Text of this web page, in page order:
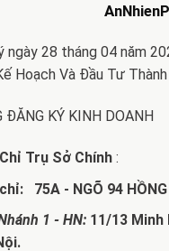
ngày 28 tháng 04 năm
Hoạch Và Đầu Tư
ĐĂNG KÝ KINH DOANH
Trụ Sở Chính:
75A - NGÕ 94
1 - HN:11/13 Minh